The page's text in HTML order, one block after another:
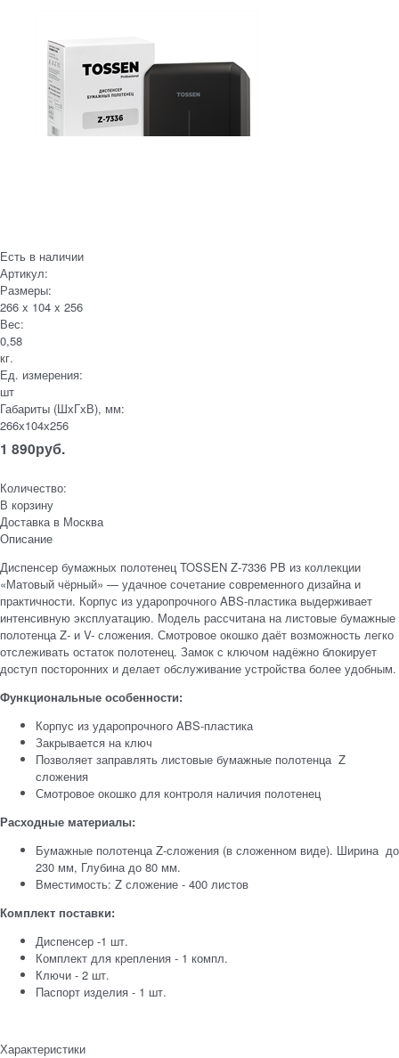
Есть в наличии
Артикул:
Размеры:
266 x 104 x 256
Вес:
0,58
кг.
Ед. измерения:
шт
Габариты (ШхГхВ), мм:
266х104х256
1 890руб.
Количество:
В корзину
Доставка в Москва
Описание
Диспенсер бумажных полотенец TOSSEN Z‑7336 PB из коллекции
«Матовый чёрный» — удачное сочетание современного дизайна и
практичности. Корпус из ударопрочного ABS‑пластика выдерживает
интенсивную эксплуатацию. Модель рассчитана на листовые бумажные
полотенца Z‑ и V- сложения. Смотровое окошко даёт возможность легко
отслеживать остаток полотенец. Замок с ключом надёжно блокирует
доступ посторонних и делает обслуживание устройства более удобным.
Функциональные особенности:
Корпус из ударопрочного ABS-пластика
Закрывается на ключ
Позволяет заправлять листовые бумажные полотенца Z
сложения
Смотровое окошко для контроля наличия полотенец
Расходные материалы:
Бумажные полотенца Z-сложения (в сложенном виде). Ширина до
230 мм, Глубина до 80 мм.
Вместимость: Z сложение - 400 листов
Комплект поставки:
Диспенсер -1 шт.
Комплект для крепления - 1 компл.
Ключи - 2 шт.
Паспорт изделия - 1 шт.
Характеристики